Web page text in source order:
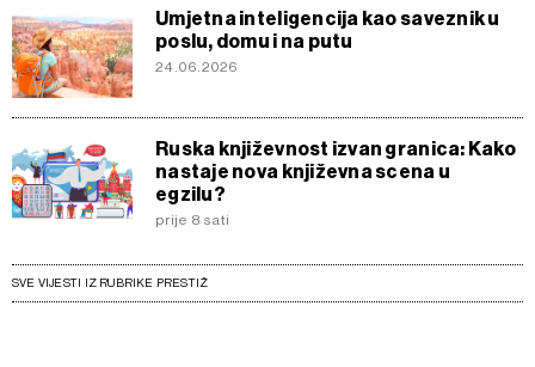
Umjetna inteligencija kao saveznik u
poslu, domu i na putu
24.06.2026
Ruska književnost izvan granica: Kako
nastaje nova književna scena u
egzilu?
prije 8 sati
SVE VIJESTI IZ RUBRIKE PRESTIŽ